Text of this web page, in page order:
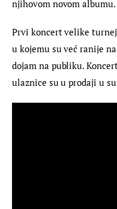
njihovom novom albumu.
Prvi koncert velike
u kojemu su već ranije
dojam na publiku.
ulaznice su u prodaji u